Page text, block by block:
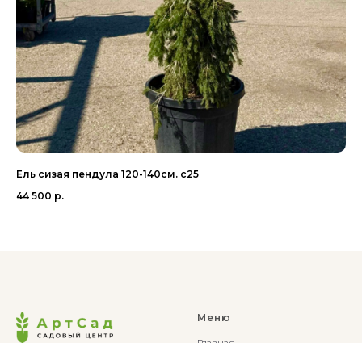
Ель сизая пендула 120-140см. с25
44 500 р.
Меню